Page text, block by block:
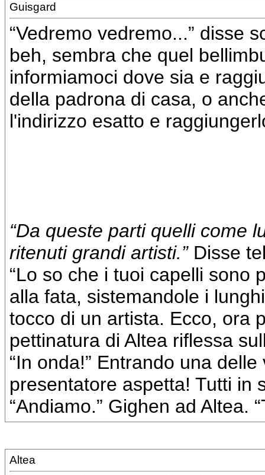
Guisgard
“Vedremo vedremo...” disse
beh, sembra che quel
informiamoci dove sia e
della padrona di casa, o
l'indirizzo esatto e
“Da queste parti quelli come
ritenuti grandi artisti.”Disse
“Lo so che i tuoi capelli sono
alla fata, sistemandole i
tocco di un artista. Ecco, ora
pettinatura di Altea riflessa
“In onda!” Entrando una
presentatore aspetta! Tutti in
“Andiamo.” Gighen ad Altea.
Altea